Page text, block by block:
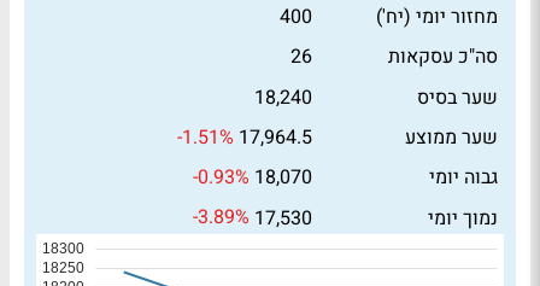
מחזור יומי (יח')
400
סה"כ עסקאות
26
שער בסיס
18,240
שער ממוצע
17,964.5
-1.51%
גבוה יומי
18,070
-0.93%
נמוך יומי
17,530
-3.89%